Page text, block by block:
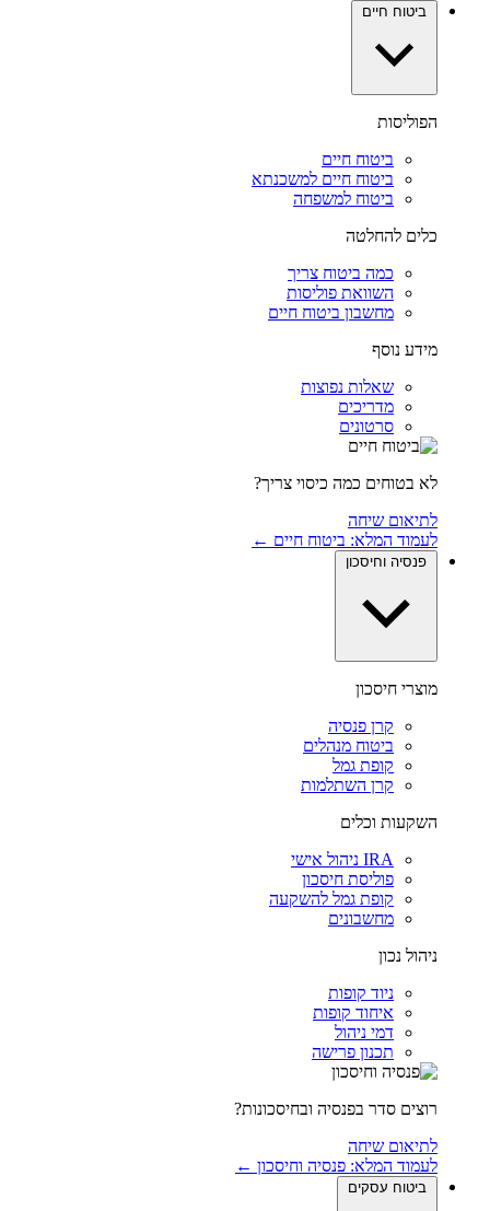
ביטוח חיים
הפוליסות
ביטוח חיים
ביטוח חיים למשכנתא
ביטוח למשפחה
כלים להחלטה
כמה ביטוח צריך
השוואת פוליסות
מחשבון ביטוח חיים
מידע נוסף
שאלות נפוצות
מדריכים
סרטונים
לא בטוחים כמה כיסוי צריך?
לתיאום שיחה
לעמוד המלא: ביטוח חיים ←
פנסיה וחיסכון
מוצרי חיסכון
קרן פנסיה
ביטוח מנהלים
קופת גמל
קרן השתלמות
השקעות וכלים
IRA ניהול אישי
פוליסת חיסכון
קופת גמל להשקעה
מחשבונים
ניהול נכון
ניוד קופות
איחוד קופות
דמי ניהול
תכנון פרישה
רוצים סדר בפנסיה ובחיסכונות?
לתיאום שיחה
לעמוד המלא: פנסיה וחיסכון ←
ביטוח עסקים